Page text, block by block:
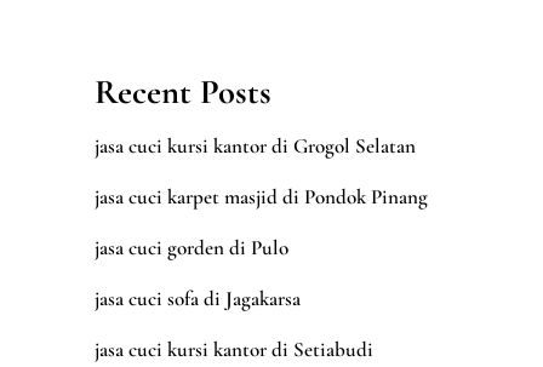
Recent Posts
jasa cuci kursi kantor di Grogol Selatan
jasa cuci karpet masjid di Pondok Pinang
jasa cuci gorden di Pulo
jasa cuci sofa di Jagakarsa
jasa cuci kursi kantor di Setiabudi